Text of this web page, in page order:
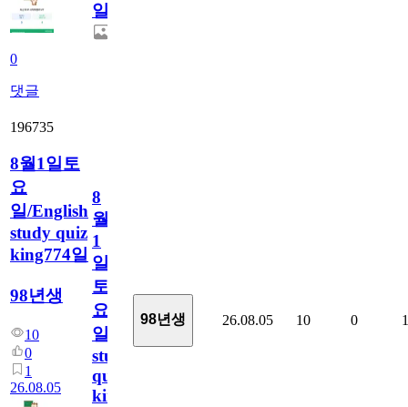
0
댓글
일
196735
8월1일토
요
일/English
study quiz
king774일
98년생
10
0
1
26.08.05
8
월
1
일
토
요
일/English
study
quiz
king774
98년생 26.08.05 10 0 1